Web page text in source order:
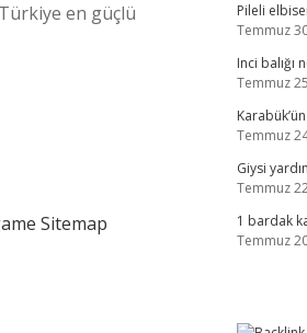
en güçlü
Sitemap
Pileli
Temmuz
Inci balığı
Temmuz
Temmuz
Giysi
Temmuz
1 bardak
Temmuz